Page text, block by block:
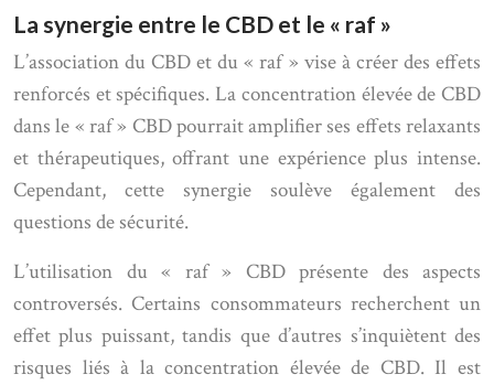
La synergie entre le CBD et le « raf »
L’association du CBD et du « raf » vise à créer des effets
renforcés et spécifiques. La concentration élevée de CBD
dans le « raf » CBD pourrait amplifier ses effets relaxants
et thérapeutiques, offrant une expérience plus intense.
Cependant, cette synergie soulève également des
questions de sécurité.
L’utilisation du « raf » CBD présente des aspects
controversés. Certains consommateurs recherchent un
effet plus puissant, tandis que d’autres s’inquiètent des
risques liés à la concentration élevée de CBD. Il est